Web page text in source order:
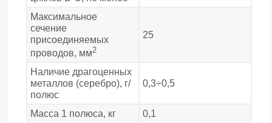
Максимальное
сечение
присоединяемых
проводов, мм2
25
Наличие драгоценных
металлов (серебро), г/
полюс
0,3÷0,5
Масса 1 полюса, кг
0,1